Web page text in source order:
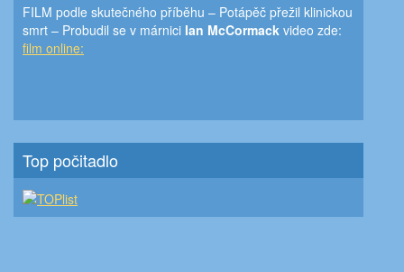
FILM podle skutečného příběhu – Potápěč přežil klinickou
smrt – Probudil se v márnici Ian McCormack video zde:
film online:
Top počitadlo